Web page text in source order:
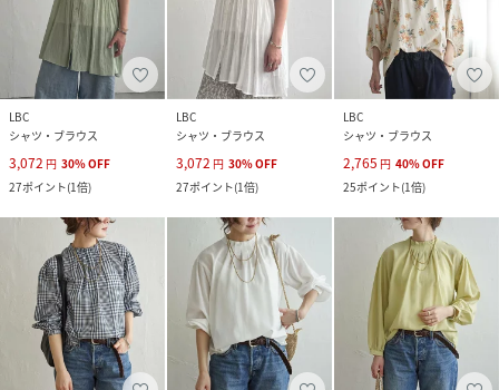
LBC
シャツ・ブラウス
3,072 円 30%OFF
27ポイント(1倍)
LBC
シャツ・ブラウス
3,072 円 30%OFF
27ポイント(1倍)
LBC
シャツ・ブラウス
2,765 円 40%OFF
25ポイント(1倍)